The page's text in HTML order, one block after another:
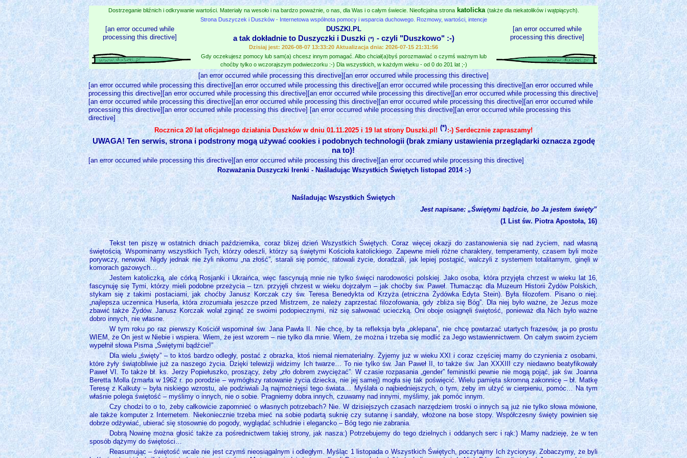
Dostrzeganie bliźnich i odkrywanie wartości. Materiały na wesoło i na bardzo poważnie, o nas, dla Was i o całym świecie. Nieoficjalna strona katolicka (także dla niekatolików i wątpiących).
[an error occurred while
processing this directive]
Strona Duszyczek i Duszków - Internetowa wspólnota pomocy i wsparcia duchowego. Rozmowy, wartości, intencje
DUSZKI.PL
a tak dokładnie to Duszyczki i Duszki (*) - czyli "Duszkowo" :-)
Dzisiaj jest: 2026-08-07 13:33:20 Aktualizacja dnia: 2026-07-15 21:31:56
[an error occurred while
processing this directive]
Gdy oczekujesz pomocy lub sam(a) chcesz innym pomagać. Albo chciał(a)byś porozmawiać o czymś ważnym lub
choćby tylko o wczorajszym podwieczorku :-) Dla wszystkich, w każdym wieku - od 0 do 201 lat ;-)
[an error occurred while processing this directive][an error occurred while processing this directive]
[an error occurred while processing this directive][an error occurred while processing this directive][an error occurred while processing this directive][an error occurred while
processing this directive][an error occurred while processing this directive][an error occurred while processing this directive][an error occurred while processing this directive]
[an error occurred while processing this directive][an error occurred while processing this directive][an error occurred while processing this directive][an error occurred while
processing this directive][an error occurred while processing this directive] [an error occurred while processing this directive][an error occurred while processing this
directive]
Rocznica 20 lat oficjalnego działania Duszków w dniu 01.11.2025 i 19 lat strony Duszki.pl! (*):-) Serdecznie zapraszamy!
UWAGA! Ten serwis, strona i podstrony mogą używać cookies i podobnych technologii (brak zmiany ustawienia przeglądarki oznacza zgodę
na to)!
[an error occurred while processing this directive][an error occurred while processing this directive][an error occurred while processing this directive]
Rozważania Duszyczki Irenki - Naśladując Wszystkich Świętych listopad 2014 :-)
Naśladując Wszystkich Świętych
Jest napisane: „Świętymi bądźcie, bo Ja jestem święty”
(1 List św. Piotra Apostoła, 16)
Tekst ten piszę w ostatnich dniach października, coraz bliżej dzień Wszystkich Świętych. Coraz więcej okazji do zastanowienia się nad życiem, nad własną
świętością. Wspominamy wszystkich Tych, którzy odeszli, którzy są świętymi Kościoła katolickiego. Zapewne mieli różne charaktery, temperamenty, czasem byli może
porywczy, nerwowi. Nigdy jednak nie żyli nikomu „na złość”, starali się pomóc, ratowali życie, doradzali, jak lepiej postąpić, walczyli z systemem totalitarnym, ginęli w
komorach gazowych…
Jestem katoliczką, ale córką Rosjanki i Ukraińca, więc fascynują mnie nie tylko święci narodowości polskiej. Jako osoba, która przyjęła chrzest w wieku lat 16,
fascynuję się Tymi, którzy mieli podobne przeżycia – tzn. przyjęli chrzest w wieku dojrzałym – jak choćby św. Paweł. Tłumacząc dla Muzeum Historii Żydów Polskich,
stykam się z takimi postaciami, jak choćby Janusz Korczak czy św. Teresa Benedykta od Krzyża (etniczna Żydówka Edyta Stein). Była filozofem. Pisano o niej:
„najlepsza uczennica Huserla, która zrozumiała jeszcze przed Mistrzem, że należy zaprzestać filozofowania, gdy zbliża się Bóg”. Dla niej było ważne, że Jezus może
zbawić także Żydów. Janusz Korczak wolał zginąć ze swoimi podopiecznymi, niż się salwować ucieczką. Oni oboje osiągnęli świętość, ponieważ dla Nich było ważne
dobro innych, nie własne.
W tym roku po raz pierwszy Kościół wspominał św. Jana Pawła II. Nie chcę, by ta refleksja była „oklepana”, nie chcę powtarzać utartych frazesów, ja po prostu
WIEM, że On jest w Niebie i wspiera. Wiem, że jest wzorem – nie tylko dla mnie. Wiem, że można i trzeba się modlić za Jego wstawiennictwem. On całym swoim życiem
wypełnił słowa Pisma „Świętymi bądźcie!”
Dla wielu „święty” – to ktoś bardzo odległy, postać z obrazka, ktoś niemal niematerialny. Żyjemy już w wieku XXI i coraz częściej mamy do czynienia z osobami,
które żyły świątobliwie już za naszego życia. Dzięki telewizji widzimy Ich twarze… To nie tylko św. Jan Paweł II, to także św. Jan XXXIII czy niedawno beatyfikowały
Paweł VI. To także bł. ks. Jerzy Popiełuszko, proszący, żeby „zło dobrem zwyciężać”. W czasie rozpasania „gender” feministki pewnie nie mogą pojąć, jak św. Joanna
Beretta Molla (zmarła w 1962 r. po porodzie – wymógłszy ratowanie życia dziecka, nie jej samej) mogła się tak poświęcić. Wielu pamięta skromną zakonnicę – bł. Matkę
Teresę z Kalkuty – była niskiego wzrostu, ale podziwiali Ją najmożniejsi tego świata… Myślała o najbiedniejszych, o tym, żeby im ulżyć w cierpieniu, pomóc… Na tym
właśnie polega świętość – myślimy o innych, nie o sobie. Pragniemy dobra innych, czuwamy nad innymi, myślimy, jak pomóc innym.
Czy chodzi to o to, żeby całkowicie zapomnieć o własnych potrzebach? Nie. W dzisiejszych czasach narzędziem troski o innych są już nie tylko słowa mówione,
ale także komputer z Internetem. Niekoniecznie trzeba mieć na sobie podartą suknię czy sutannę i sandały, włożone na bose stopy. Współczesny święty powinien się
dobrze odżywiać, ubierać się stosownie do pogody, wyglądać schludnie i elegancko – Bóg tego nie zabrania.
Dobrą Nowinę można głosić także za pośrednictwem takiej strony, jak nasza:) Potrzebujemy do tego dzielnych i oddanych serc i rąk:) Mamy nadzieję, że w ten
sposób dążymy do świętości…
Reasumując – świętość wcale nie jest czymś nieosiągalnym i odległym. Myśląc 1 listopada o Wszystkich Świętych, poczytajmy Ich życiorysy. Zobaczymy, że byli